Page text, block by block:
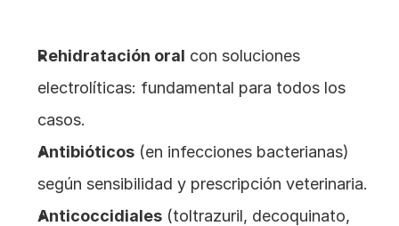
Rehidratación oral con soluciones
electrolíticas: fundamental para todos los
casos.
Antibióticos (en infecciones bacterianas)
según sensibilidad y prescripción veterinaria.
Anticoccidiales (toltrazuril, decoquinato,